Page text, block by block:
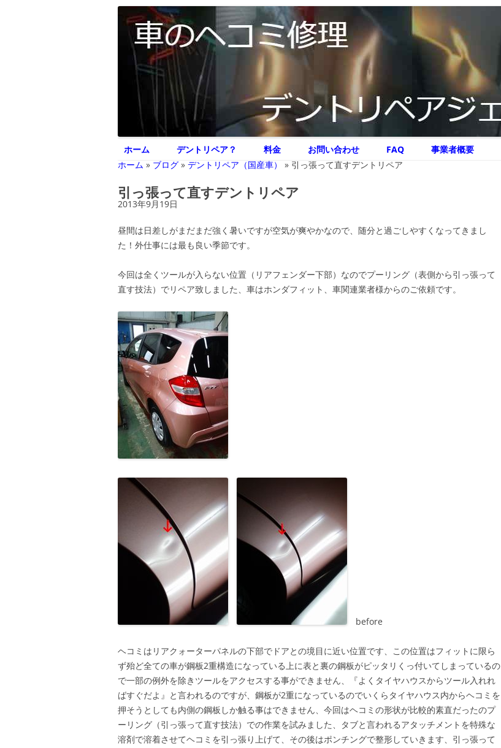
デントリペア ジェイテクニック
車のヘコミ修理専門 神奈川県横浜市 デントリペア ジェイテクニック
ホーム デントリペア？ 料金 お問い合わせ FAQ 事業者概要
ホーム » ブログ » デントリペア（国産車） » 引っ張って直すデントリペア
引っ張って直すデントリペア
2013年9月19日
昼間は日差しがまだまだ強く暑いですが空気が爽やかなので、随分と過ごしやすくなってきまし
た！外仕事には最も良い季節です。
今回は全くツールが入らない位置（リアフェンダー下部）なのでプーリング（表側から引っ張って
直す技法）でリペア致しました、車はホンダフィット、車関連業者様からのご依頼です。
before
ヘコミはリアクォーターパネルの下部でドアとの境目に近い位置です、この位置はフィットに限ら
ず殆ど全ての車が鋼板2重構造になっている上に表と裏の鋼板がピッタリくっ付いてしまっているの
で一部の例外を除きツールをアクセスする事ができません、『よくタイヤハウスからツール入れれ
ばすぐだよ』と言われるのですが、鋼板が2重になっているのでいくらタイヤハウス内からヘコミを
押そうとしても内側の鋼板しか触る事はできません、今回はヘコミの形状が比較的素直だったのプ
ーリング（引っ張って直す技法）での作業を試みました、タブと言われるアタッチメントを特殊な
溶剤で溶着させてヘコミを引っ張り上げて、その後はポンチングで整形していきます、引っ張って